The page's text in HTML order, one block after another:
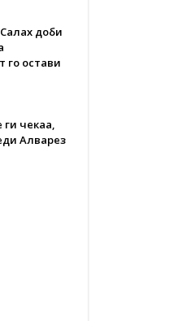
доби
го остави
ги чекаа,
Алварез